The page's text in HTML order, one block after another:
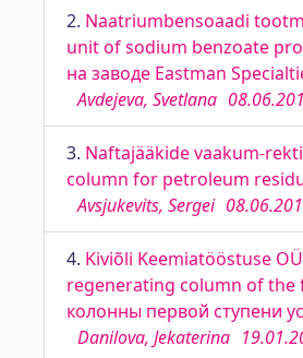
2. Naatriumbensoaadi
unit of sodium benzoate
на заводе Eastman
Avdejeva, Svetlana
3. Naftajääkide vaakum-
column for petroleum
Avsjukevits, Sergei
4. Kiviõli Keemiatööstuse
regenerating column of the
колонны первой ступени
Danilova, Jekaterina